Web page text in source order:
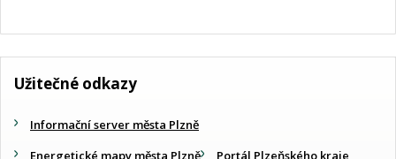
Užitečné odkazy
Informační server města Plzně
Energetické mapy města Plzně
Portál Plzeňského kraje